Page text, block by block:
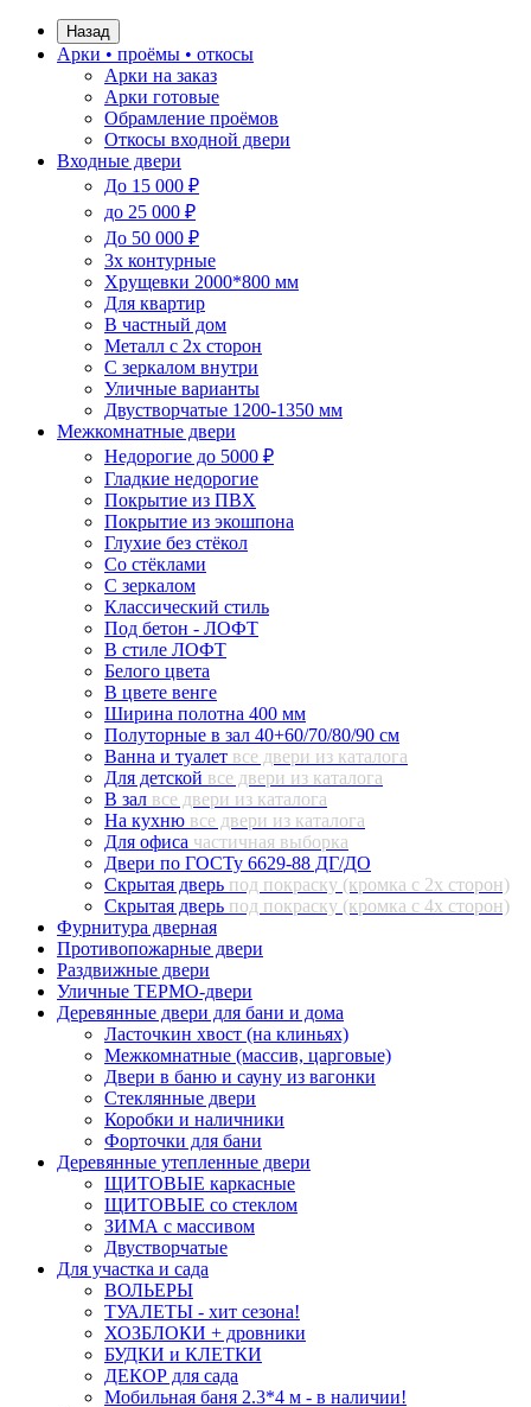
Назад
Арки • проёмы • откосы
Арки на заказ
Арки готовые
Обрамление проёмов
Откосы входной двери
Входные двери
До 15 000 ₽
до 25 000 ₽
До 50 000 ₽
3х контурные
Хрущевки 2000*800 мм
Для квартир
В частный дом
Металл с 2х сторон
С зеркалом внутри
Уличные варианты
Двустворчатые 1200-1350 мм
Межкомнатные двери
Недорогие до 5000 ₽
Гладкие недорогие
Покрытие из ПВХ
Покрытие из экошпона
Глухие без стёкол
Со стёклами
С зеркалом
Классический стиль
Под бетон - ЛОФТ
В стиле ЛОФТ
Белого цвета
В цвете венге
Ширина полотна 400 мм
Полуторные в зал 40+60/70/80/90 см
Ванна и туалет все двери из каталога
Для детской все двери из каталога
В зал все двери из каталога
На кухню все двери из каталога
Для офиса частичная выборка
Двери по ГОСТу 6629-88 ДГ/ДО
Скрытая дверь под покраску (кромка с 2х сторон)
Скрытая дверь под покраску (кромка с 4х сторон)
Фурнитура дверная
Противопожарные двери
Раздвижные двери
Уличные ТЕРМО-двери
Деревянные двери для бани и дома
Ласточкин хвост (на клиньях)
Межкомнатные (массив, царговые)
Двери в баню и сауну из вагонки
Стеклянные двери
Коробки и наличники
Форточки для бани
Деревянные утепленные двери
ЩИТОВЫЕ каркасные
ЩИТОВЫЕ со стеклом
ЗИМА с массивом
Двустворчатые
Для участка и сада
ВОЛЬЕРЫ
ТУАЛЕТЫ - хит сезона!
ХОЗБЛОКИ + дровники
БУДКИ и КЛЕТКИ
ДЕКОР для сада
Мобильная баня 2.3*4 м - в наличии!